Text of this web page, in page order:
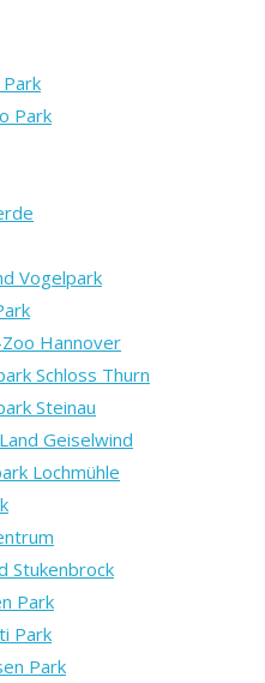
Park
Vogelpark
Hannover
Schloss Thurn
Steinau
Geiselwind
Lochmühle
Stukenbrock
Park
Park
Park